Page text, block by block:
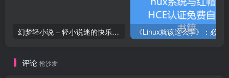
幻梦轻小说 – 轻小说迷的快乐老家
评论 抢沙发